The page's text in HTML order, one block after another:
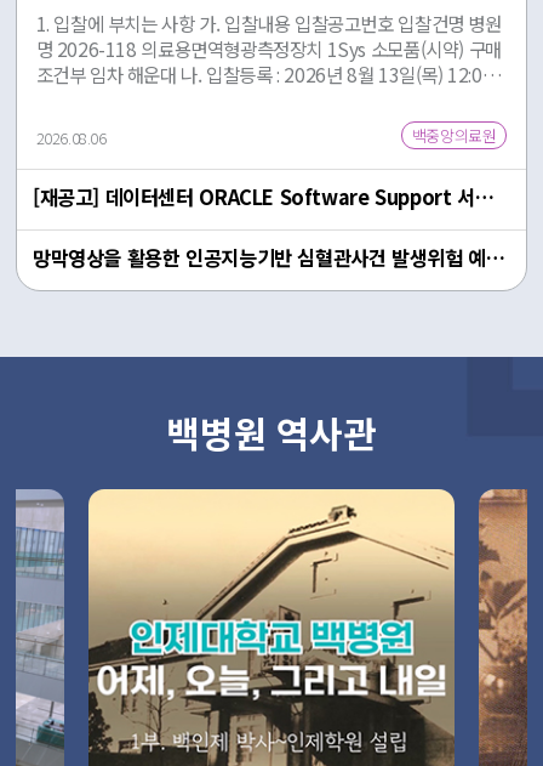
를 만나 불편사항을 물어보고 있다. [사진2] ‘사람중심문화’의 정
착을 위해 경영진과 부서별 환자경험 관리자가 모여 캠페인을 실
시하고 있다. (*맨 윗줄 왼쪽 첫 번째 김정한 서비스혁신센터장,
1. 입찰에 부치는 사항 가. 입찰내용 입찰공고번호 입찰건명 병원
명 2026-118 의료용면역형광측정장치 1Sys 소모품(시약) 구매
조건부 임차 해운대 나. 입찰등록 : 2026년 8월 13일(목) 12:00
광역시 해운대구 해운대로 875, 해운대백병원 본관 15층 다. 입
찰일시 : 2026년 8월 13일(목) 16:00 백중앙의료원 대회의실 (입
찰참가자 입찰참석 생략) 라. 입찰방법 : 일반경쟁입찰 마. 낙찰방
법 : 입찰평가 후 우선협상대상자 선정 2. 입찰보증금 및 동귀속
가. 입찰금액의 100분의 5 이상의 입찰보증금(증권)을 입찰등록
일까지 납부(제출)하여야 합니다. 나. 낙찰자가 정당한 사유 없이
유의사항 (자세한 내용 입찰공고 참조) 가. 국가를 당사자로 하는
시행령 제12조 및 동법 시행규칙 제14조의 규정에 적합한 업체
다. 입찰자는 입찰 전에 본원 입찰공고, 제안요청서 등 필요한 사
사항 백중앙의료원 구매관리팀: 051-797-1965
2026.08.06 백중앙의료원
[재공고] 데이터센터 ORACLE Software Support 서비스 갱신
망막영상을 활용한 인공지능기반 심혈관사건 발생위험 예측 소프트웨어 도입 (단가계약)
백병원 역사관